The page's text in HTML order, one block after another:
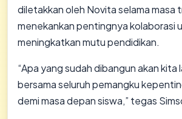
diletakkan oleh Novita selama masa
menekankan pentingnya kolaborasi
meningkatkan mutu pendidikan.
​“Apa yang sudah dibangun akan kita
bersama seluruh pemangku
demi masa depan siswa,” tegas